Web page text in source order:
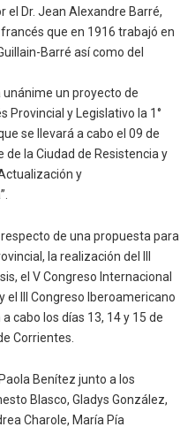
Dr. Jean Alexandre Barré,
que en 1916 trabajó en
Barré así como del
un proyecto de
Provincial y Legislativo la 1°
se llevará a cabo el 09 de
de la Ciudad de Resistencia y
y
de una propuesta para
la realización del III
el V Congreso Internacional
III Congreso Iberoamericano
cabo los días 13, 14 y 15 de
Corrientes.
Benítez junto a los
Blasco, Gladys González,
Charole, María Pía